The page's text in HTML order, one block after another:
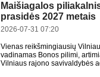
Maišiagalos
prasidės 2027 metais
2026-07-31 07:20
Vienas reikšmingiausių
vadinamas Bonos pilimi,
Vilniaus rajono savivaldybės